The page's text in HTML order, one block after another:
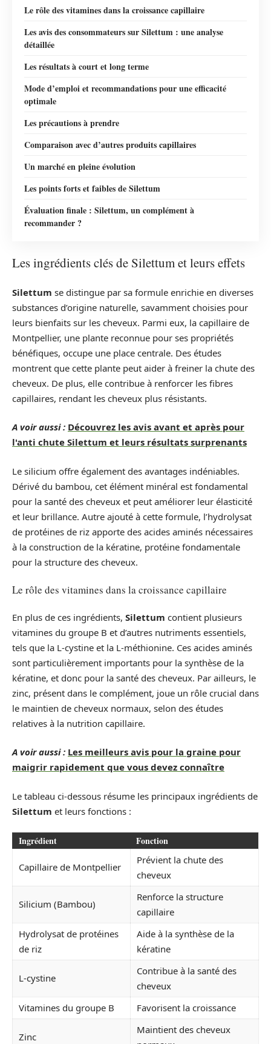
Le rôle des vitamines dans la croissance capillaire
Les avis des consommateurs sur Silettum : une analyse
détaillée
Les résultats à court et long terme
Mode d’emploi et recommandations pour une efficacité
optimale
Les précautions à prendre
Comparaison avec d’autres produits capillaires
Un marché en pleine évolution
Les points forts et faibles de Silettum
Évaluation finale : Silettum, un complément à
recommander ?
Les ingrédients clés de Silettum et leurs effets
Silettum se distingue par sa formule enrichie en diverses
substances d’origine naturelle, savamment choisies pour
leurs bienfaits sur les cheveux. Parmi eux, la capillaire de
Montpellier, une plante reconnue pour ses propriétés
bénéfiques, occupe une place centrale. Des études
montrent que cette plante peut aider à freiner la chute des
cheveux. De plus, elle contribue à renforcer les fibres
capillaires, rendant les cheveux plus résistants.
A voir aussi : Découvrez les avis avant et après pour
l'anti chute Silettum et leurs résultats surprenants
Le silicium offre également des avantages indéniables.
Dérivé du bambou, cet élément minéral est fondamental
pour la santé des cheveux et peut améliorer leur élasticité
et leur brillance. Autre ajouté à cette formule, l’hydrolysat
de protéines de riz apporte des acides aminés nécessaires
à la construction de la kératine, protéine fondamentale
pour la structure des cheveux.
Le rôle des vitamines dans la croissance capillaire
En plus de ces ingrédients, Silettum contient plusieurs
vitamines du groupe B et d’autres nutriments essentiels,
tels que la L-cystine et la L-méthionine. Ces acides aminés
sont particulièrement importants pour la synthèse de la
kératine, et donc pour la santé des cheveux. Par ailleurs, le
zinc, présent dans le complément, joue un rôle crucial dans
le maintien de cheveux normaux, selon des études
relatives à la nutrition capillaire.
A voir aussi : Les meilleurs avis pour la graine pour
maigrir rapidement que vous devez connaître
Le tableau ci-dessous résume les principaux ingrédients de
Silettum et leurs fonctions :
Ingrédient Fonction
Capillaire de Montpellier
Prévient la chute des
cheveux
Silicium (Bambou)
Renforce la structure
capillaire
Hydrolysat de protéines
de riz
Aide à la synthèse de la
kératine
L-cystine
Contribue à la santé des
cheveux
Vitamines du groupe B
Favorisent la croissance
Zinc
Maintient des cheveux